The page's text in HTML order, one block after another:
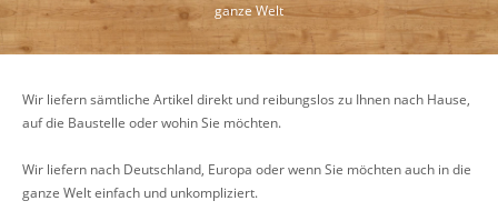
ganze Welt
Wir liefern sämtliche Artikel direkt und reibungslos zu Ihnen nach Hause,
auf die Baustelle oder wohin Sie möchten.
Wir liefern nach Deutschland, Europa oder wenn Sie möchten auch in die
ganze Welt einfach und unkompliziert.